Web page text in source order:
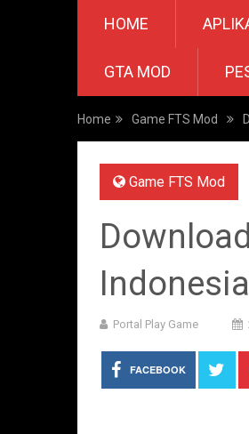
HOME
GTA MOD
Home Game FTS Mod
Game FTS Mod
Portal Play Game
FACEBOOK